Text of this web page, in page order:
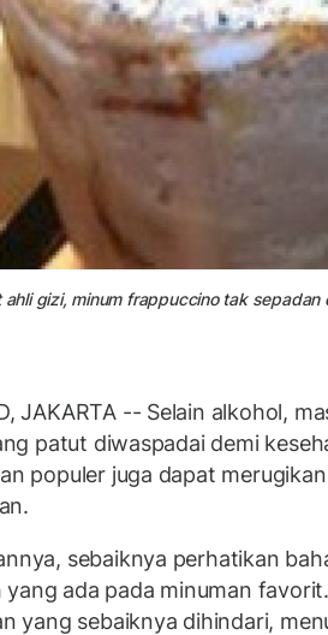
gizi, minum frappuccino tak
JAKARTA -- Selain alkohol,
patut diwaspadai demi
populer juga dapat
sebaiknya perhatikan
yang ada pada minuman
yang sebaiknya dihindari,